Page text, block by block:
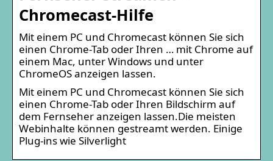
Chromecast-Hilfe
Mit einem PC und Chromecast können Sie sich
einen Chrome-Tab oder Ihren … mit Chrome auf
einem Mac, unter Windows und unter
ChromeOS anzeigen lassen.
Mit einem PC und Chromecast können Sie sich
einen Chrome-Tab oder Ihren Bildschirm auf
dem Fernseher anzeigen lassen.Die meisten
Webinhalte können gestreamt werden. Einige
Plug-ins wie Silverlight